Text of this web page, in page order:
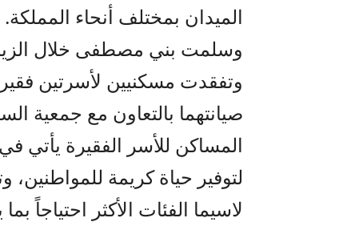
الميدان بمختلف أنحاء المملكة.
وسلمت بني مصطفى خلال
وتفقدت مسكنيين لأسرتين
صيانتهما بالتعاون مع جمعية
المساكن للأسر الفقيرة يأتي
لتوفير حياة كريمة
لاسيما الفئات الأكثر احتياجاً